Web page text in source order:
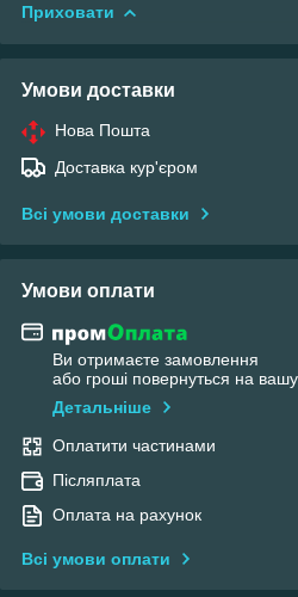
Приховати
Умови доставки
Нова Пошта
Доставка кур'єром
Всі умови доставки
Умови оплати
Ви отримаєте замовлення
або гроші повернуться на вашу
Детальніше
Оплатити частинами
Післяплата
Оплата на рахунок
Всі умови оплати